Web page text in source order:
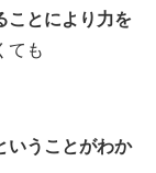
ことにより力を
ても
いうことがわか